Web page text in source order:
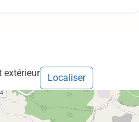
extérieur Localiser